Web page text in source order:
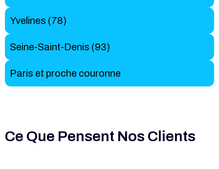
Yvelines (78)
Seine-Saint-Denis (93)
Paris et proche couronne
Ce Que Pensent Nos Clients